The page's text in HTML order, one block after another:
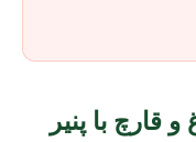
قارچ با پنیر